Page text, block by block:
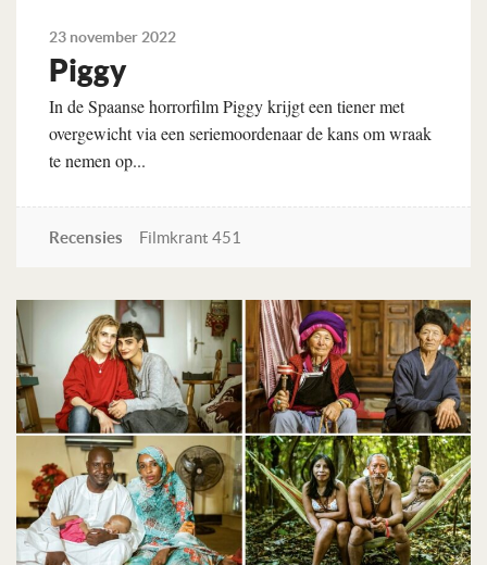
23 november 2022
Piggy
In de Spaanse horrorfilm Piggy krijgt een tiener met
overgewicht via een seriemoordenaar de kans om wraak
te nemen op...
Recensies Filmkrant 451
Lees verder